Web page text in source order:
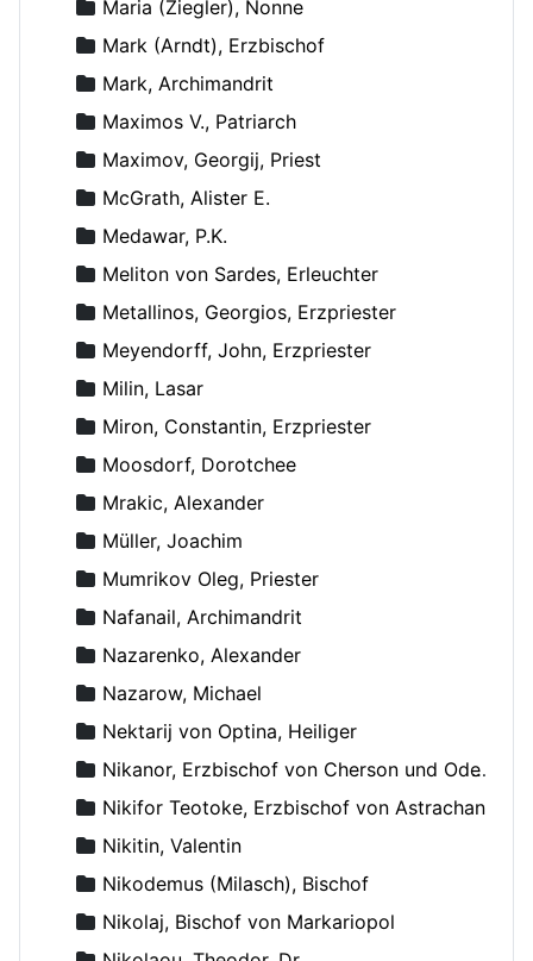
Maria (Ziegler), Nonne
Mark (Arndt), Erzbischof
Mark, Archimandrit
Maximos V., Patriarch
Maximov, Georgij, Priest
McGrath, Alister E.
Medawar, P.K.
Meliton von Sardes, Erleuchter
Metallinos, Georgios, Erzpriester
Meyendorff, John, Erzpriester
Milin, Lasar
Miron, Constantin, Erzpriester
Moosdorf, Dorotchee
Mrakic, Alexander
Müller, Joachim
Mumrikov Oleg, Priester
Nafanail, Archimandrit
Nazarenko, Alexander
Nazarow, Michael
Nektarij von Optina, Heiliger
Nikanor, Erzbischof von Cherson und Odessa
Nikifor Teotoke, Erzbischof von Astrachan
Nikitin, Valentin
Nikodemus (Milasch), Bischof
Nikolaj, Bischof von Markariopol